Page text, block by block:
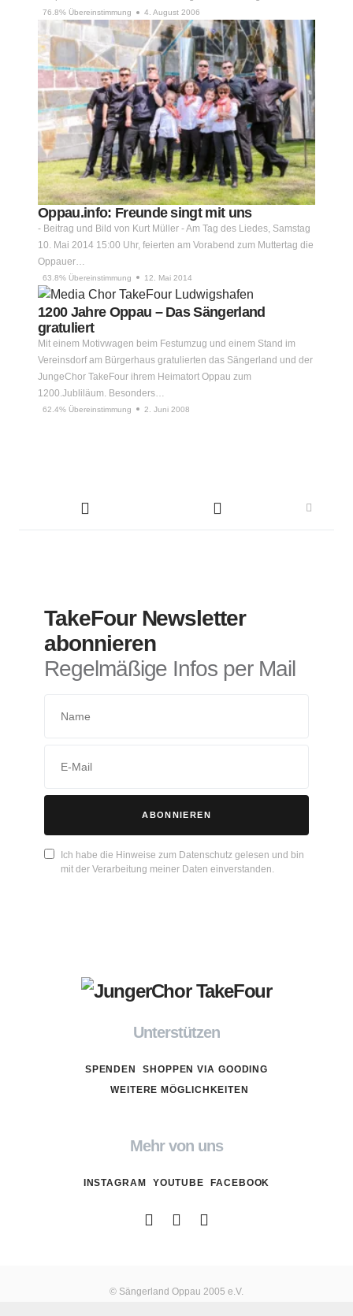
76.8% Übereinstimmung 4. August 2006
Oppau.info: Freunde singt mit uns
- Beitrag und Bild von Kurt Müller - Am Tag des Liedes, Samstag
10. Mai 2014 15:00 Uhr, feierten am Vorabend zum Muttertag die
Oppauer…
63.8% Übereinstimmung 12. Mai 2014
1200 Jahre Oppau – Das Sängerland
gratuliert
Mit einem Motivwagen beim Festumzug und einem Stand im
Vereinsdorf am Bürgerhaus gratulierten das Sängerland und der
JungeChor TakeFour ihrem Heimatort Oppau zum
1200.Jubliläum. Besonders…
62.4% Übereinstimmung 2. Juni 2008
TakeFour Newsletter
abonnieren
Regelmäßige Infos per Mail
ABONNIEREN
Ich habe die Hinweise zum Datenschutz gelesen und bin
mit der Verarbeitung meiner Daten einverstanden.
Unterstützen
SPENDEN
SHOPPEN VIA GOODING
WEITERE MÖGLICHKEITEN
Mehr von uns
INSTAGRAM YOUTUBE FACEBOOK
© Sängerland Oppau 2005 e.V.